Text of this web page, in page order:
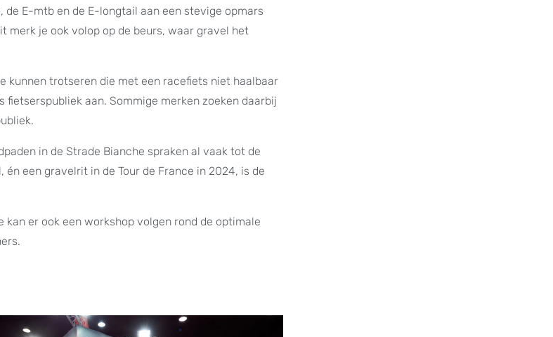
E-mtb en de E-longtail aan een stevige opmars
merk je ook volop op de beurs, waar gravel het
kunnen trotseren die met een racefiets niet haalbaar
aan. Sommige merken zoeken daarbij
in de Strade Bianche spraken al vaak tot de
een gravelrit in de Tour de France in 2024, is de
er ook een workshop volgen rond de optimale